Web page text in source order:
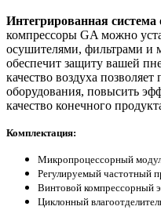
Интегрированная система
компрессоры GA можно
осушителями, фильтрами и
обеспечит защиту вашей
качество воздуха
оборудования, повысить
качество конечного
Комплектация:
Микропроцессорный
Регулируемый частотный
Винтовой компрессорный
Циклонный